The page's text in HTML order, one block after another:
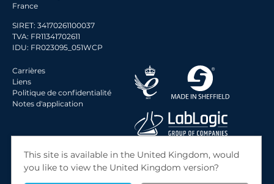
France
SIRET: 34170261100037
TVA: FR11341702611
IDU: FR023095_051WCP
Carrières
Liens
Politique de confidentialité
Notes d'application
© 2026 LabLogic Systems Ltd.
Site byJack Sleight
This site is available in the United Kingdom, would
you like to view the United Kingdom version?